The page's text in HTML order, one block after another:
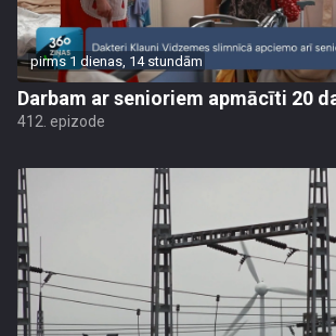
pirms 1 dienas, 14 stundām
Darbam ar senioriem apmācīti 20
412. epizode